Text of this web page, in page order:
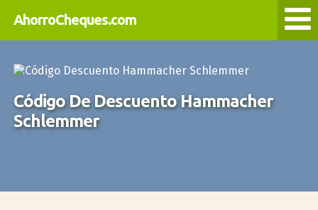
AhorroCheques.com
Código De Descuento Hammacher
Schlemmer